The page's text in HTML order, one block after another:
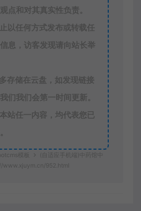
点和对其真实性负责。
以任何方式发布或转载任
息，访客发现请向站长举
存储在云盘，如发现链接
们我们会第一时间更新。
站任一内容，均代表您已
模板
(自适应手机端)中药馆中
www.xjuym.cn/952.html